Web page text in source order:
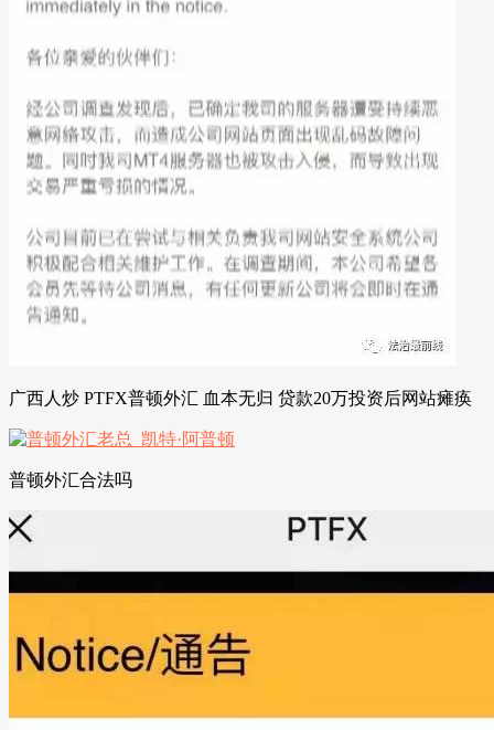
广西人炒 PTFX普顿外汇 血本无归 贷款20万投资后网站瘫痪
普顿外汇合法吗